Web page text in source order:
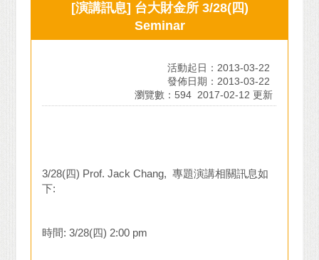
[演講訊息] 台大財金所 3/28(四)
Seminar
活動起日：2013-03-22
發佈日期：2013-03-22
瀏覽數：594 2017-02-12 更新
3/28(四) Prof. Jack Chang, 專題演講相關訊息如
下:
時間: 3/28(四) 2:00 pm